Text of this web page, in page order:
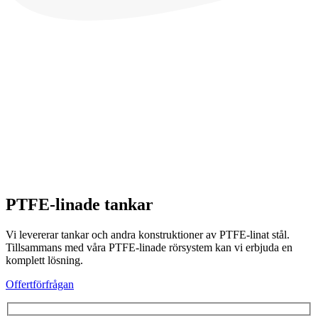
PTFE-linade tankar
Vi levererar tankar och andra konstruktioner av PTFE-linat stål.
Tillsammans med våra PTFE-linade rörsystem kan vi erbjuda en
komplett lösning.
Offertförfrågan